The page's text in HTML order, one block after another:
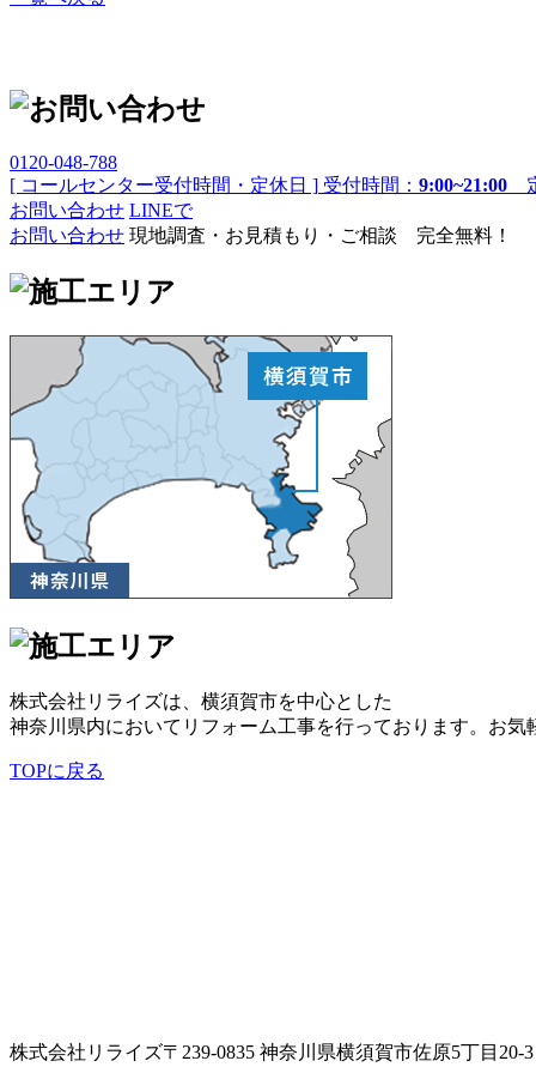
0120-048-788
[ コールセンター受付時間・定休日 ] 受付時間： 9:00~21:00
お問い合わせ LINEで
お問い合わせ 現地調査・お見積もり・ご相談 完全無料！
株式会社リライズは、横須賀市を中心とした
神奈川県内においてリフォーム工事を行っております。お気
TOPに戻る
株式会社リライズ〒239-0835 神奈川県横須賀市佐原5丁目20-3